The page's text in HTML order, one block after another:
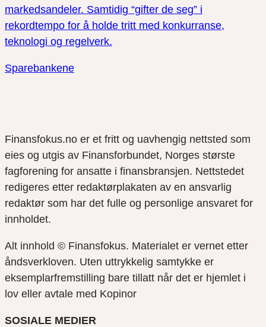
markedsandeler. Samtidig “gifter de seg” i
rekordtempo for å holde tritt med konkurranse,
teknologi og regelverk.
Sparebankene
Finansfokus.no er et fritt og uavhengig nettsted som
eies og utgis av Finansforbundet, Norges største
fagforening for ansatte i finansbransjen. Nettstedet
redigeres etter redaktørplakaten av en ansvarlig
redaktør som har det fulle og personlige ansvaret for
innholdet.
Alt innhold © Finansfokus. Materialet er vernet etter
åndsverkloven. Uten uttrykkelig samtykke er
eksemplarfremstilling bare tillatt når det er hjemlet i
lov eller avtale med Kopinor
SOSIALE MEDIER